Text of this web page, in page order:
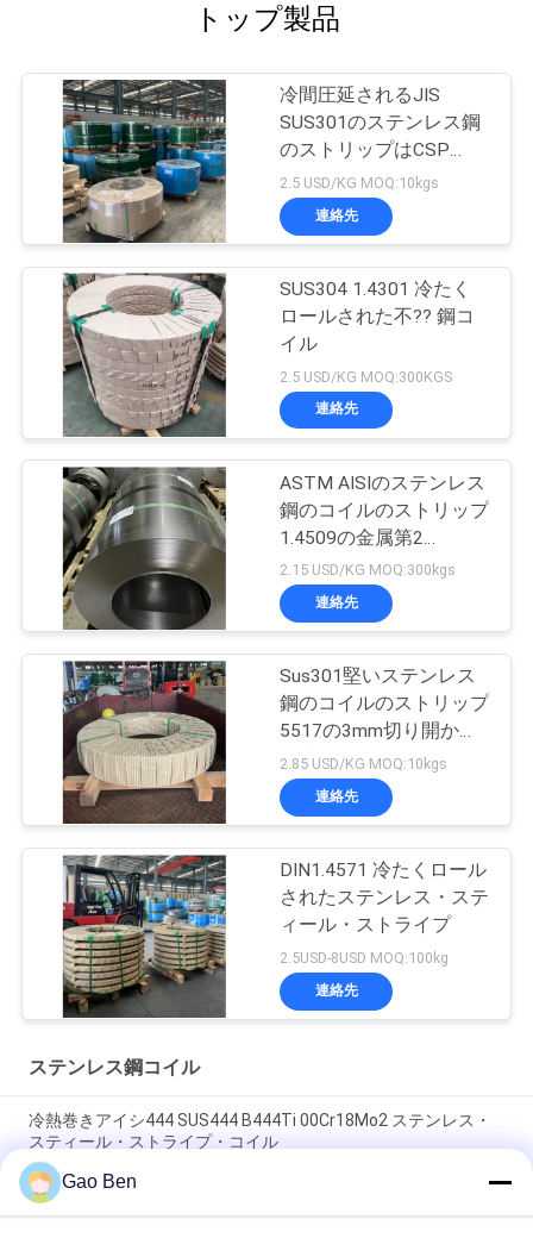
トップ製品
冷間圧延されるJIS
SUS301のステンレス鋼
のストリップはCSP
1250mmを巻く
2.5 USD/KG MOQ:10kgs
連絡先
SUS304 1.4301 冷たく
ロールされた不?? 鋼コ
イル
2.5 USD/KG MOQ:300KGS
連絡先
ASTM AISIのステンレス
鋼のコイルのストリップ
1.4509の金属第2
SUH409L
2.15 USD/KG MOQ:300kgs
連絡先
Sus301堅いステンレス
鋼のコイルのストリップ
5517の3mm切り開かれ
た端10mm
2.85 USD/KG MOQ:10kgs
連絡先
DIN1.4571 冷たくロール
されたステンレス・ステ
ィール・ストライプ
2.5USD-8USD MOQ:100kg
連絡先
ステンレス鋼コイル
冷熱巻きアイシ444 SUS444 B444Ti 00Cr18Mo2 ステンレス・
スティール・ストライプ・コイル
12X17/430/1.4016 AISI 430 冷式ロールステンレス鋼コイル
0.4*1000mm 幅SUS430 Ba 表面
Gao Ben